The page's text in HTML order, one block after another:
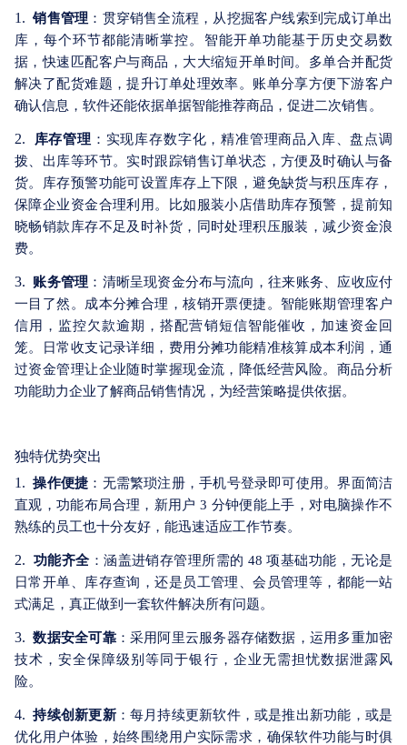
1. 销售管理 ：贯穿销售全流程，从挖掘客户线索到完成订单出
库，每个环节都能清晰掌控。智能开单功能基于历史交易数
据，快速匹配客户与商品，大大缩短开单时间。多单合并配货
解决了配货难题，提升订单处理效率。账单分享方便下游客户
确认信息，软件还能依据单据智能推荐商品，促进二次销售。
2. 库存管理 ：实现库存数字化，精准管理商品入库、盘点调
拨、出库等环节。实时跟踪销售订单状态，方便及时确认与备
货。库存预警功能可设置库存上下限，避免缺货与积压库存，
保障企业资金合理利用。比如服装小店借助库存预警，提前知
晓畅销款库存不足及时补货，同时处理积压服装，减少资金浪
费。
3. 账务管理 ：清晰呈现资金分布与流向，往来账务、应收应付
一目了然。成本分摊合理，核销开票便捷。智能账期管理客户
信用，监控欠款逾期，搭配营销短信智能催收，加速资金回
笼。日常收支记录详细，费用分摊功能精准核算成本利润，通
过资金管理让企业随时掌握现金流，降低经营风险。商品分析
功能助力企业了解商品销售情况，为经营策略提供依据。
独特优势突出
1. 操作便捷 ：无需繁琐注册，手机号登录即可使用。界面简洁
直观，功能布局合理，新用户 3 分钟便能上手，对电脑操作不
熟练的员工也十分友好，能迅速适应工作节奏。
2. 功能齐全：涵盖进销存管理所需的 48 项基础功能，无论是
日常开单、库存查询，还是员工管理、会员管理等，都能一站
式满足，真正做到一套软件解决所有问题。
3. 数据安全可靠：采用阿里云服务器存储数据，运用多重加密
技术，安全保障级别等同于银行，企业无需担忧数据泄露风
险。
4. 持续创新更新：每月持续更新软件，或是推出新功能，或是
优化用户体验，始终围绕用户实际需求，确保软件功能与时俱